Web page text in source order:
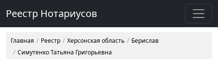
Реестр Нотариусов
Главная Реестр Херсонская область
Берислав
Симутенко Татьяна Григорьевна